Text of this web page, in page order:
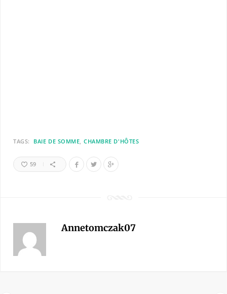
TAGS: BAIE DE SOMME CHAMBRE D'HÔTES
59
Annetomczak07